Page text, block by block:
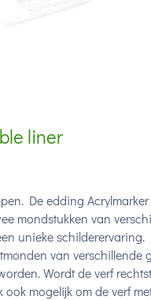
liner
De edding
mondstukken van
unieke
van verschillende
Wordt de verf
mogelijk om de verf